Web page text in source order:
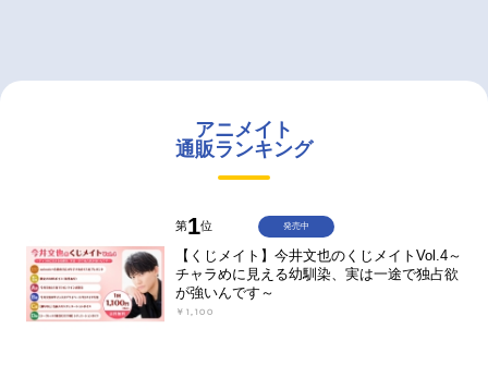
アニメイト
通販ランキング
第1位
【くじメイト】今井文也のくじメイトVol.4～
チャラめに見える幼馴染、実は一途で独占欲
が強いんです～
￥1,100
発売中